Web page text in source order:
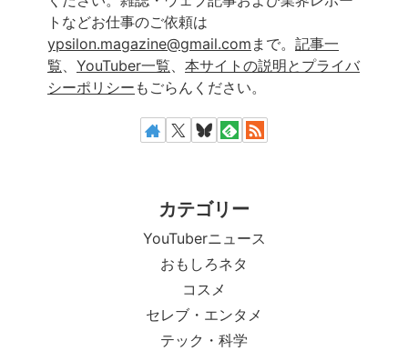
トなどお仕事のご依頼は
ypsilon.magazine@gmail.com まで。 記事一
覧、 YouTuber一覧、 本サイトの説明とプライバ
シーポリシー もごらんください。
カテゴリー
YouTuberニュース
おもしろネタ
コスメ
セレブ・エンタメ
テック・科学